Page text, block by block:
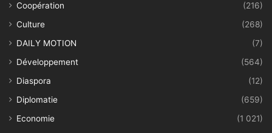
Coopération
(216)
Culture
(268)
DAILY MOTION
(7)
Développement
(564)
Diaspora
(12)
Diplomatie
(659)
Economie
(1 021)